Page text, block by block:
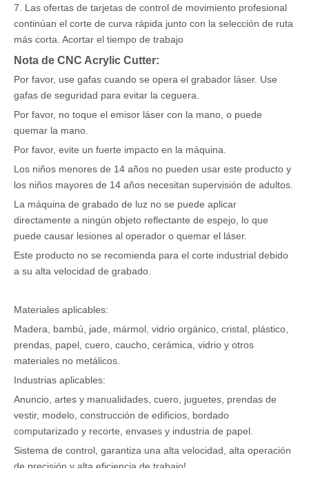
7. Las ofertas de tarjetas de control de movimiento profesional
continúan el corte de curva rápida junto con la selección de ruta
más corta. Acortar el tiempo de trabajo
Nota de CNC Acrylic Cutter:
Por favor, use gafas cuando se opera el grabador láser. Use
gafas de seguridad para evitar la ceguera.
Por favor, no toque el emisor láser con la mano, o puede
quemar la mano.
Por favor, evite un fuerte impacto en la máquina.
Los niños menores de 14 años no pueden usar este producto y
los niños mayores de 14 años necesitan supervisión de adultos.
La máquina de grabado de luz no se puede aplicar
directamente a ningún objeto reflectante de espejo, lo que
puede causar lesiones al operador o quemar el láser.
Este producto no se recomienda para el corte industrial debido
a su alta velocidad de grabado.
Materiales aplicables:
Madera, bambú, jade, mármol, vidrio orgánico, cristal, plástico,
prendas, papel, cuero, caucho, cerámica, vidrio y otros
materiales no metálicos.
Industrias aplicables:
Anuncio, artes y manualidades, cuero, juguetes, prendas de
vestir, modelo, construcción de edificios, bordado
computarizado y recorte, envases y industria de papel.
Sistema de control, garantiza una alta velocidad, alta operación
de precisión y alta eficiencia de trabajo!